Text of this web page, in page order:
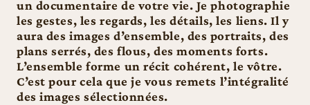
un documentaire de votre vie. Je photographie
les gestes, les regards, les détails, les liens. Il y
aura des images d’ensemble, des portraits, des
plans serrés, des flous, des moments forts.
L’ensemble forme un récit cohérent, le vôtre.
C’est pour cela que je vous remets l’intégralité
des images sélectionnées.